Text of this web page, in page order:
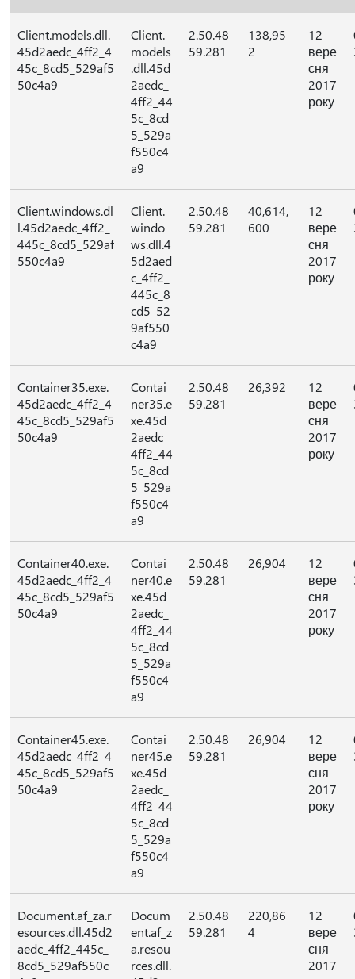
Client.models.dll.
45d2aedc_4ff2_4
45c_8cd5_529af5
50c4a9
Client.
models
.dll.45d
2aedc_
4ff2_44
5c_8cd
5_529a
f550c4
a9
2.50.48
59.281
138,95
2
12
вере
сня
2017
року
Client.windows.dl
l.45d2aedc_4ff2_
445c_8cd5_529af
550c4a9
Client.
windo
ws.dll.4
5d2aed
c_4ff2_
445c_8
cd5_52
9af550
c4a9
2.50.48
59.281
40,614,
600
12
вере
сня
2017
року
Container35.exe.
45d2aedc_4ff2_4
45c_8cd5_529af5
50c4a9
Contai
ner35.e
xe.45d
2aedc_
4ff2_44
5c_8cd
5_529a
f550c4
a9
2.50.48
59.281
26,392
12
вере
сня
2017
року
Container40.exe.
45d2aedc_4ff2_4
45c_8cd5_529af5
50c4a9
Contai
ner40.e
xe.45d
2aedc_
4ff2_44
5c_8cd
5_529a
f550c4
a9
2.50.48
59.281
26,904
12
вере
сня
2017
року
Container45.exe.
45d2aedc_4ff2_4
45c_8cd5_529af5
50c4a9
Contai
ner45.e
xe.45d
2aedc_
4ff2_44
5c_8cd
5_529a
f550c4
a9
2.50.48
59.281
26,904
12
вере
сня
2017
року
Document.af_za.r
esources.dll.45d2
aedc_4ff2_445c_
8cd5_529af550c
Docum
ent.af_z
a.resou
rces.dll.
2.50.48
59.281
220,86
4
12
вере
сня
2017